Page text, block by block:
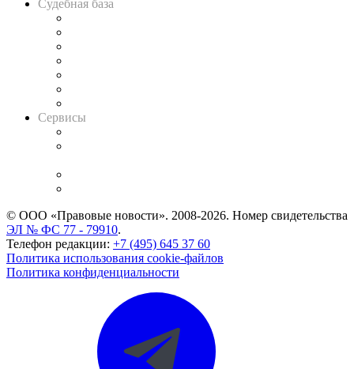
Судебная база
Сервисы
© ООО «Правовые новости». 2008-2026. Номер свидетельства
ЭЛ № ФС 77 - 79910.
Телефон редакции: +7 (495) 645 37 60
Политика использования cookie-файлов
Политика конфиденциальности